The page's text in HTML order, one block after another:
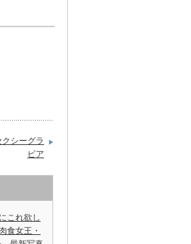
シーグラ
ビア
にこれ欲し
食女王・